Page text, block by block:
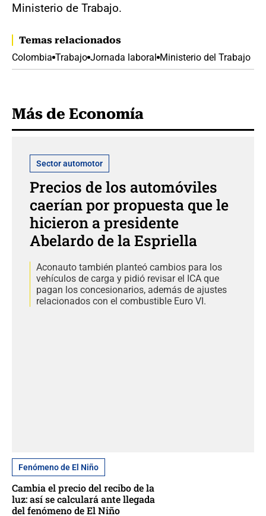
Ministerio de Trabajo.
Temas relacionados
Colombia Trabajo Jornada laboral Ministerio del Trabajo
Más de Economía
Sector automotor
Precios de los automóviles
caerían por propuesta que le
hicieron a presidente
Abelardo de la Espriella
Aconauto también planteó cambios para los
vehículos de carga y pidió revisar el ICA que
pagan los concesionarios, además de ajustes
relacionados con el combustible Euro VI.
Fenómeno de El Niño
Cambia el precio del recibo de la
luz: así se calculará ante llegada
del fenómeno de El Niño